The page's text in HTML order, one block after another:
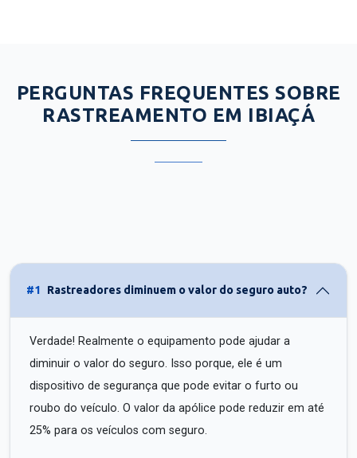
PERGUNTAS FREQUENTES SOBRE
RASTREAMENTO EM IBIAÇÁ
#1 Rastreadores diminuem o valor do seguro auto?
Verdade! Realmente o equipamento pode ajudar a
diminuir o valor do seguro. Isso porque, ele é um
dispositivo de segurança que pode evitar o furto ou
roubo do veículo. O valor da apólice pode reduzir em até
25% para os veículos com seguro.